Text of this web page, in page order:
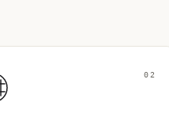
02